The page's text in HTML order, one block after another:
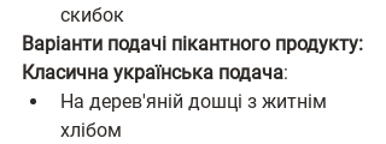
скибок
Варіанти подачі пікантного продукту:
Класична українська подача:
На дерев'яній дошці з житнім
хлібом